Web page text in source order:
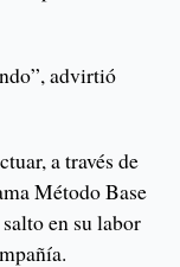
advirtió
a través de
Método Base
en su labor